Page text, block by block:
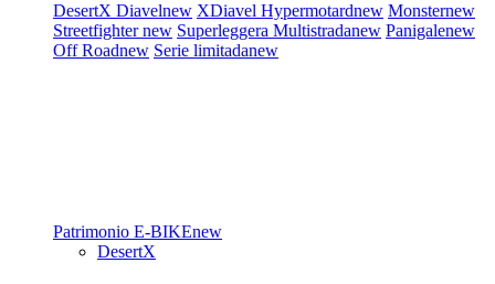
DesertX Diavelnew XDiavel Hypermotardnew Monsternew
Streetfighternew Superleggera Multistradanew Panigalenew
Off Roadnew Serie limitadanew
Patrimonio E-BIKEnew
DesertX